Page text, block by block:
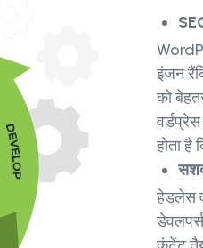
इंजन
को
होता
हेडलेस